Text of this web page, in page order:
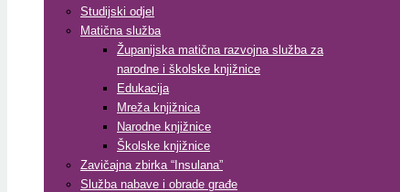
Studijski odjel
Matična služba
Županijska matična razvojna služba za
narodne i školske knjižnice
Edukacija
Mreža knjižnica
Narodne knjižnice
Školske knjižnice
Zavičajna zbirka “Insulana”
Služba nabave i obrade građe